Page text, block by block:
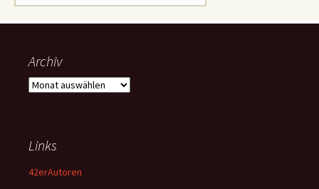
nach:
Archiv
Archiv
Links
42erAutoren